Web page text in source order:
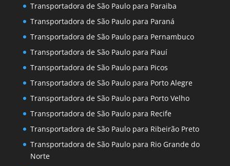
Transportadora de São Paulo para Paraiba
Transportadora de São Paulo para Paraná
Transportadora de São Paulo para Pernambuco
Transportadora de São Paulo para Piauí
Transportadora de São Paulo para Picos
Transportadora de São Paulo para Porto Alegre
Transportadora de São Paulo para Porto Velho
Transportadora de São Paulo para Recife
Transportadora de São Paulo para Ribeirão Preto
Transportadora de São Paulo para Rio Grande do
Norte